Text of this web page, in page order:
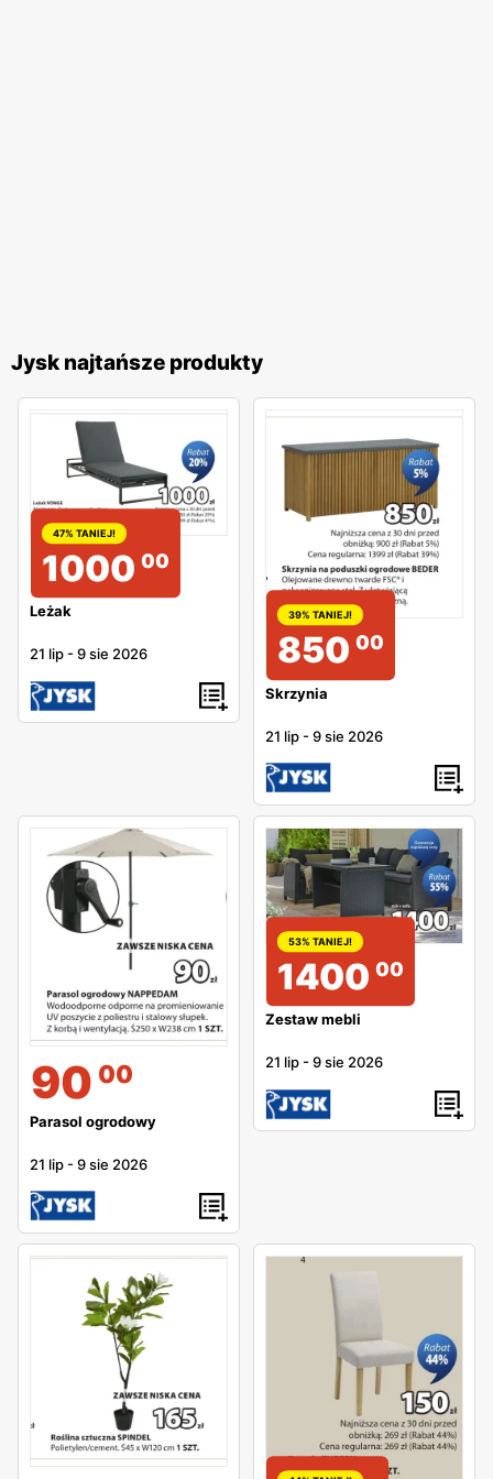
Jysk najtańsze produkty
47% TANIEJ!
1000 00
Leżak
21 lip -9 sie 2026
39% TANIEJ!
850 00
Skrzynia
21 lip -9 sie 2026
90 00
Parasol ogrodowy
21 lip -9 sie 2026
53% TANIEJ!
1400 00
Zestaw mebli
21 lip -9 sie 2026